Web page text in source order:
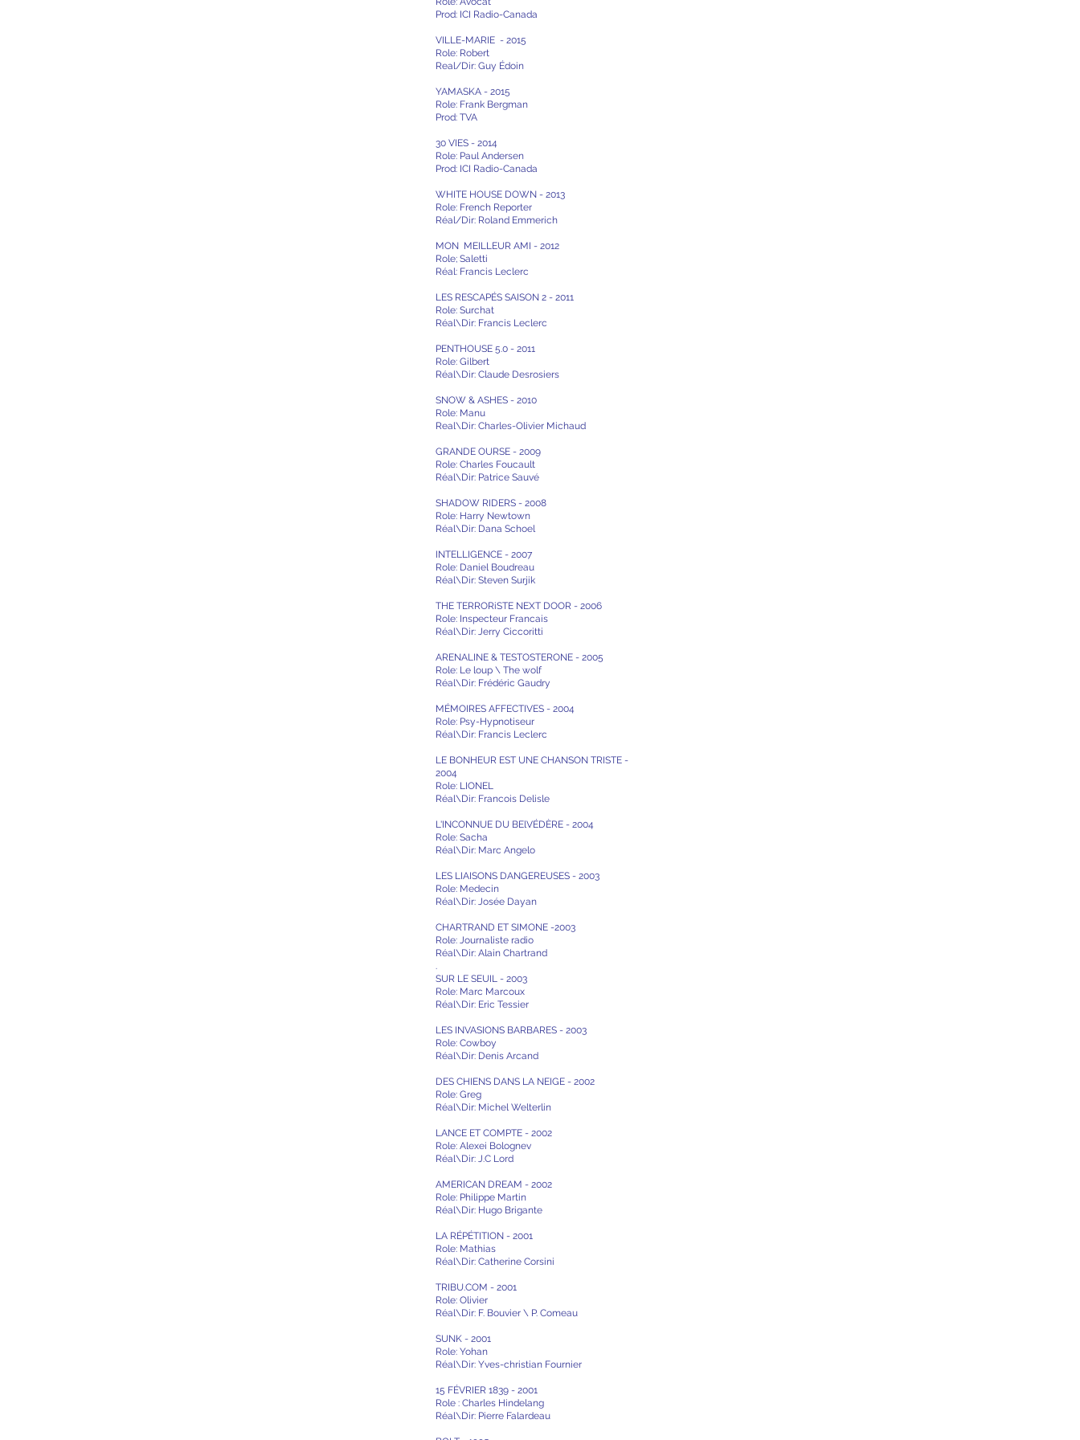
Prod: ICI Radio-Canada
VILLE-MARIE - 2015
Role: Robert
Real/Dir: Guy Édoin
YAMASKA - 2015
Role: Frank Bergman
Prod: TVA
30 VIES - 2014
Role: Paul Andersen
Prod: ICI Radio-Canada
WHITE HOUSE DOWN - 2013
Role: French Reporter
Réal/Dir: Roland Emmerich
MON MEILLEUR AMI - 2012
Role; Saletti
Réal: Francis Leclerc
LES RESCAPÉS SAISON 2 - 2011
Role: Surchat
Réal\Dir: Francis Leclerc
PENTHOUSE 5.0 - 2011
Role: Gilbert
Réal\Dir: Claude Desrosiers
SNOW & ASHES - 2010
Role: Manu
Real\Dir: Charles-Olivier Michaud
GRANDE OURSE - 2009
Role: Charles Foucault
Réal\Dir: Patrice Sauvé
SHADOW RIDERS - 2008
Role: Harry Newtown
Réal\Dir: Dana Schoel
INTELLIGENCE - 2007
Role: Daniel Boudreau
Réal\Dir: Steven Surjik
THE TERRORiSTE NEXT DOOR - 2006
Role: Inspecteur Francais
Réal\Dir: Jerry Ciccoritti
ARENALINE & TESTOSTERONE - 2005
Role: Le loup \ The wolf
Réal\Dir: Frédéric Gaudry
MÉMOIRES AFFECTIVES - 2004
Role: Psy-Hypnotiseur
Réal\Dir: Francis Leclerc
LE BONHEUR EST UNE CHANSON TRISTE -
2004
Role: LIONEL
Réal\Dir: Francois Delisle
L'INCONNUE DU BElVÉDÈRE - 2004
Role: Sacha
Réal\Dir: Marc Angelo
LES LIAISONS DANGEREUSES - 2003
Role: Medecin
Réal\Dir: Josée Dayan
CHARTRAND ET SIMONE -2003
Role: Journaliste radio
Réal\Dir: Alain Chartrand
.
SUR LE SEUIL - 2003
Role: Marc Marcoux
Réal\Dir: Eric Tessier
LES INVASIONS BARBARES - 2003
Role: Cowboy
Réal\Dir: Denis Arcand
DES CHIENS DANS LA NEIGE - 2002
Role: Greg
Réal\Dir: Michel Welterlin
LANCE ET COMPTE - 2002
Role: Alexei Bolognev
Réal\Dir: J.C Lord
AMERICAN DREAM - 2002
Role: Philippe Martin
Réal\Dir: Hugo Brigante
LA RÉPÉTITION - 2001
Role: Mathias
Réal\Dir: Catherine Corsini
TRIBU.COM - 2001
Role: Olivier
Réal\Dir: F. Bouvier \ P. Comeau
SUNK - 2001
Role: Yohan
Réal\Dir: Yves-christian Fournier
15 FÉVRIER 1839 - 2001
Role : Charles Hindelang
Réal\Dir: Pierre Falardeau